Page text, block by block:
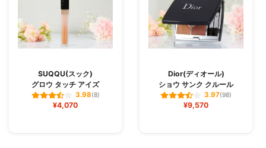
SUQQU(スック)
グロウ タッチ アイズ
3.98(8)
¥4,070
Dior(ディオール)
ショウ サンク クルール
3.97(98)
¥9,570